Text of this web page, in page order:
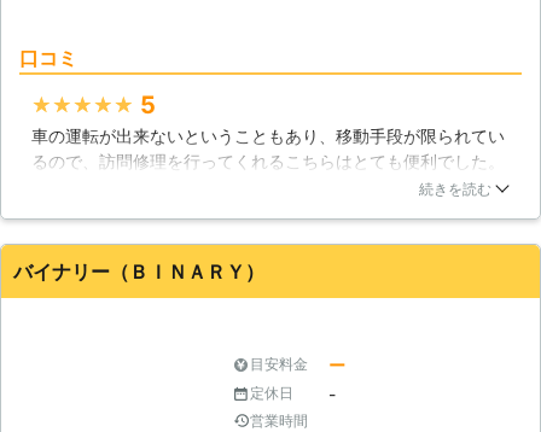
口コミ
★★★★★ 5
車の運転が出来ないということもあり、移動手段が限られてい
るので、訪問修理を行ってくれるこちらはとても便利でした。
ダメもとで依頼したのですが、その日の内に駆けつけてくださ
だ、感心させられるだけでした。パソコン修理なら訪問修理を
行ってくれる便利なこちらがおすすめです。
続きを読む
バイナリー（ＢＩＮＡＲＹ）
目安料金 ー
定休日 -
営業時間